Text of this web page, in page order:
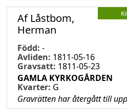
Af Låstbom,
Herman
Född: -
Avliden: 1811-05-16
Gravsatt: 1811-05-23
GAMLA KYRKOGÅRDEN
Kvarter: G
Gravrätten har återgått till